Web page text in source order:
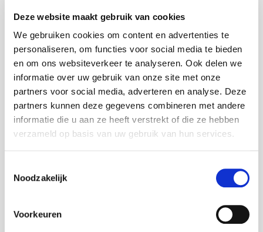
Deze website maakt gebruik van cookies
We gebruiken cookies om content en advertenties te
personaliseren, om functies voor social media te bieden
en om ons websiteverkeer te analyseren. Ook delen we
informatie over uw gebruik van onze site met onze
partners voor social media, adverteren en analyse. Deze
partners kunnen deze gegevens combineren met andere
informatie die u aan ze heeft verstrekt of die ze hebben
verzameld op basis van uw gebruik van hun services.
Noodzakelijk
Voorkeuren
Steenwijk.Klik hier voor de openingstijden en
Hoeveel kan ik maximaal lenen?
Neem telefonisch contact met ons op of loop binnen
bij één van onze vestigingen en kom er achter
Klik hier voor de openingstijden en contactgegevens.